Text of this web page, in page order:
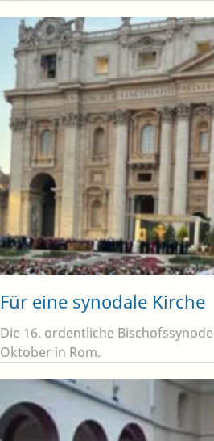
Für eine synodale Kirche
Die 16. ordentliche
Oktober in Rom.